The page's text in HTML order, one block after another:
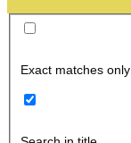
Exact matches only